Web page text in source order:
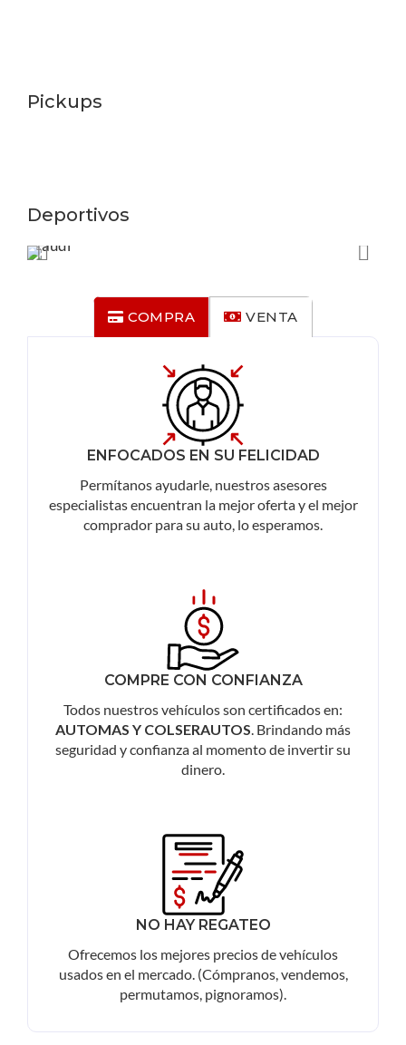
Pickups
Deportivos
COMPRA VENTA
ENFOCADOS EN SU FELICIDAD
Permítanos ayudarle, nuestros asesores
especialistas encuentran la mejor oferta y el mejor
comprador para su auto, lo esperamos.
COMPRE CON CONFIANZA
Todos nuestros vehículos son certificados en:
AUTOMAS Y COLSERAUTOS. Brindando más
seguridad y confianza al momento de invertir su
dinero.
NO HAY REGATEO
Ofrecemos los mejores precios de vehículos
usados en el mercado. (Cómpranos, vendemos,
permutamos, pignoramos).